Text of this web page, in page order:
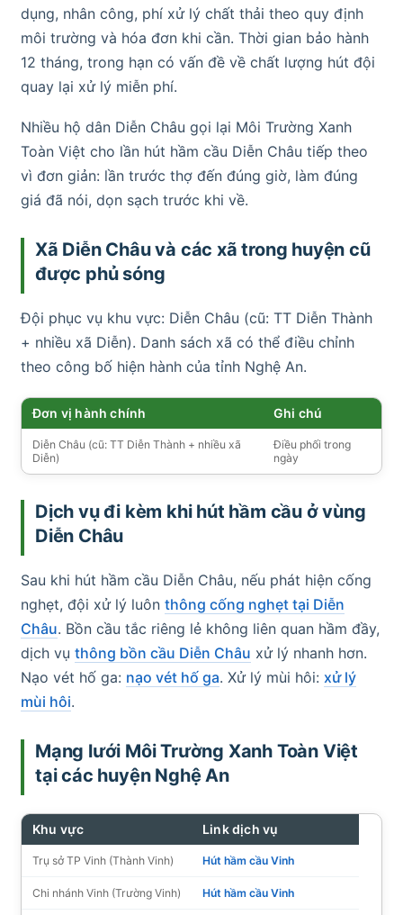
dụng, nhân công, phí xử lý chất thải theo quy định
môi trường và hóa đơn khi cần. Thời gian bảo hành
12 tháng, trong hạn có vấn đề về chất lượng hút đội
quay lại xử lý miễn phí.
Nhiều hộ dân Diễn Châu gọi lại Môi Trường Xanh
Toàn Việt cho lần hút hầm cầu Diễn Châu tiếp theo
vì đơn giản: lần trước thợ đến đúng giờ, làm đúng
giá đã nói, dọn sạch trước khi về.
Xã Diễn Châu và các xã trong huyện cũ
được phủ sóng
Đội phục vụ khu vực: Diễn Châu (cũ: TT Diễn Thành
+ nhiều xã Diễn). Danh sách xã có thể điều chỉnh
theo công bố hiện hành của tỉnh Nghệ An.
Đơn vị hành chính Ghi chú
Diễn Châu (cũ: TT Diễn Thành + nhiều xã
Diễn)
Điều phối trong
ngày
Dịch vụ đi kèm khi hút hầm cầu ở vùng
Diễn Châu
Sau khi hút hầm cầu Diễn Châu, nếu phát hiện cống
nghẹt, đội xử lý luôn thông cống nghẹt tại Diễn
Châu. Bồn cầu tắc riêng lẻ không liên quan hầm đầy,
dịch vụ thông bồn cầu Diễn Châu xử lý nhanh hơn.
Nạo vét hố ga: nạo vét hố ga. Xử lý mùi hôi: xử lý
mùi hôi.
Mạng lưới Môi Trường Xanh Toàn Việt
tại các huyện Nghệ An
Khu vực Link dịch vụ
Trụ sở TP Vinh (Thành Vinh) Hút hầm cầu Vinh
Chi nhánh Vinh (Trường Vinh) Hút hầm cầu Vinh